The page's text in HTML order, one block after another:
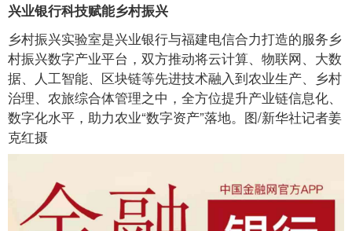
兴业银行科技赋能乡村振兴
乡村振兴实验室是兴业银行与福建电信合力打造的服务乡
村振兴数字产业平台，双方推动将云计算、物联网、大数
据、人工智能、区块链等先进技术融入到农业生产、乡村
治理、农旅综合体管理之中，全方位提升产业链信息化、
数字化水平，助力农业“数字资产”落地。图/新华社记者姜
克红摄